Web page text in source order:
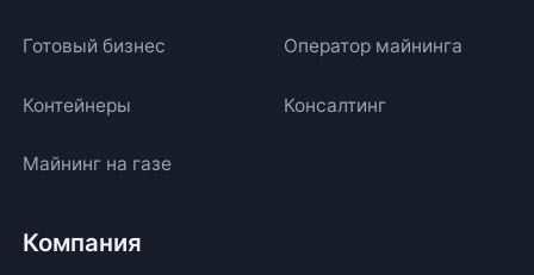
Готовый бизнес
Контейнеры
Майнинг на газе
Оператор майнинга
Консалтинг
Компания